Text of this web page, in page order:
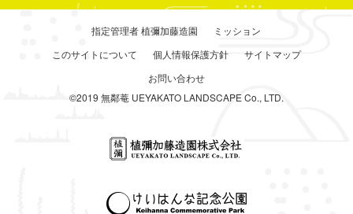
指定管理者 植彌加藤造園
ミッション
このサイトについて
個人情報保護方針
サイトマップ
お問い合わせ
©2019 無鄰菴 UEYAKATO LANDSCAPE Co., LTD.